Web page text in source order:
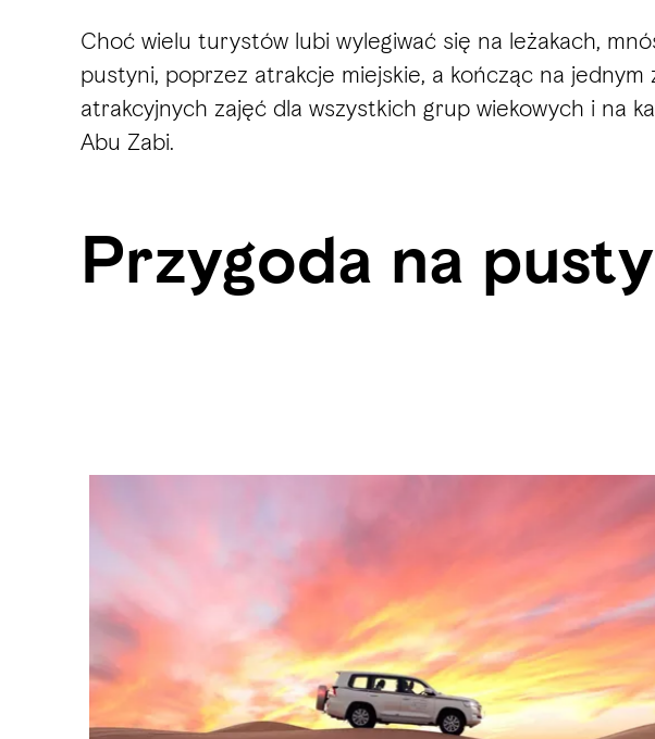
Choć wielu turystów lubi wylegiwać się na leżakach,
pustyni, poprzez atrakcje miejskie, a kończąc na
atrakcyjnych zajęć dla wszystkich grup wiekowych i na
Abu Zabi.
Przygoda na